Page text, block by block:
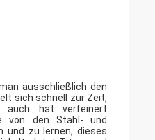
ausschließlich den
sich schnell zur Zeit,
hat verfeinert
von den Stahl- und
und zu lernen, dieses